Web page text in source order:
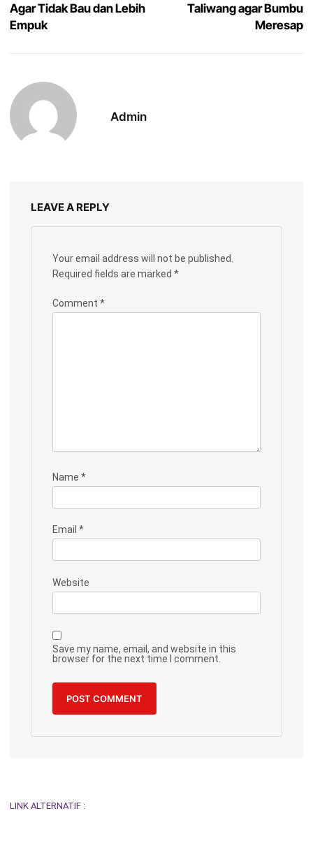
Agar Tidak Bau dan Lebih
Empuk
Taliwang agar Bumbu
Meresap
Admin
LEAVE A REPLY
Your email address will not be published.
Required fields are marked *
Comment *
Name *
Email *
Website
Save my name, email, and website in this
browser for the next time I comment.
LINK ALTERNATIF :